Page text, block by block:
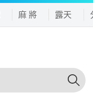
麻 將 露天